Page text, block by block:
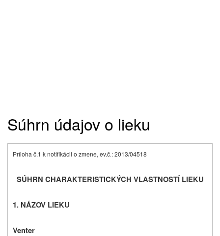
Súhrn údajov o lieku
Príloha č.1 k notifikácii o zmene, ev.č.: 2013/04518
SÚHRN CHARAKTERISTICKÝCH VLASTNOSTÍ LIEKU
1. NÁZOV LIEKU
Venter